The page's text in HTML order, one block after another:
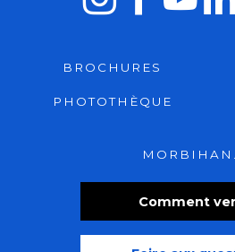
Comment
BROCHURES
PHOTOTHÈQUE